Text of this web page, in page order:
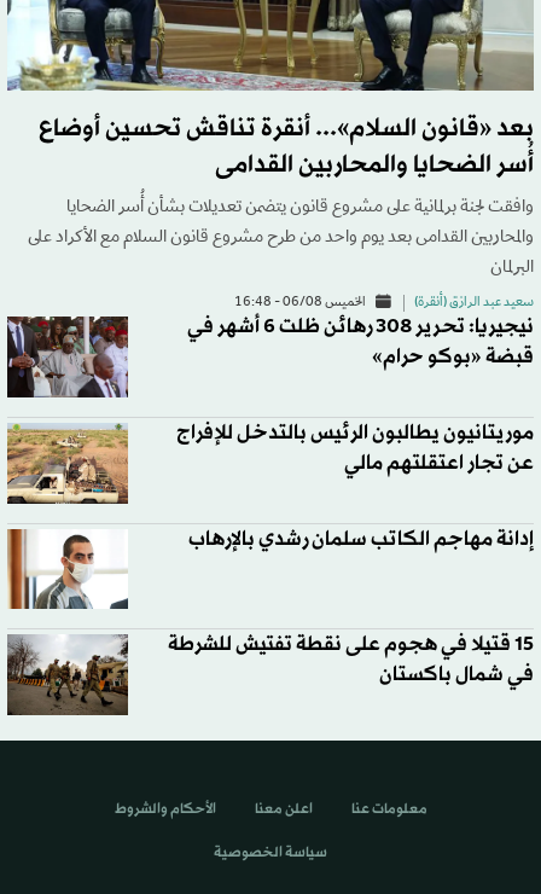
بعد «قانون السلام»... أنقرة تناقش تحسين أوضاع
أُسر الضحايا والمحاربين القدامى
وافقت لجنة برلمانية على مشروع قانون يتضمن تعديلات بشأن أُسر الضحايا
والمحاربين القدامى بعد يوم واحد من طرح مشروع قانون السلام مع الأكراد على
البرلمان
سعيد عبد الرازق (أنقرة) الخميس 06/08 - 16:48
نيجيريا: تحرير 308 رهائن ظلت 6 أشهر في
قبضة «بوكو حرام»
موريتانيون يطالبون الرئيس بالتدخل للإفراج
عن تجار اعتقلتهم مالي
إدانة مهاجم الكاتب سلمان رشدي بالإرهاب
15 قتيلا في هجوم على نقطة تفتيش للشرطة
في شمال باكستان
معلومات عنا اعلن معنا الأحكام والشروط
سياسة الخصوصية